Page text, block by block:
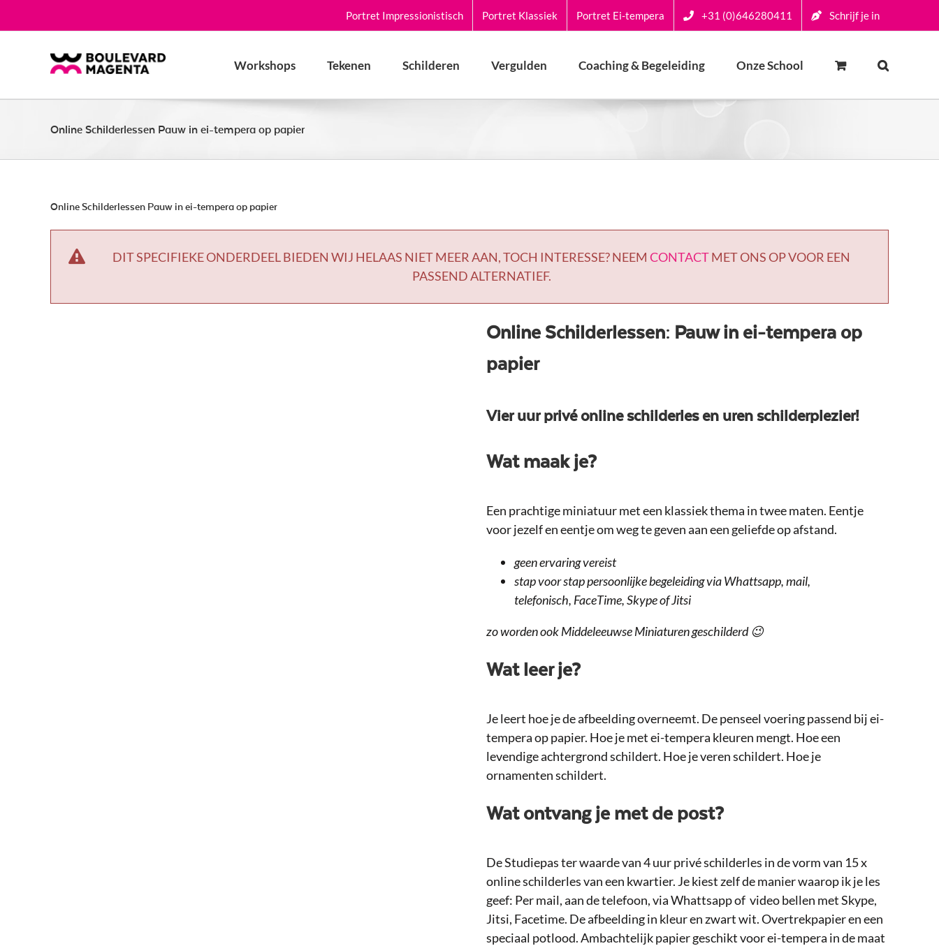
naar
Portret Impressionistisch Portret Klassiek Portret Ei-tempera +31 (0)646280411 Schrijf je in
Workshops Tekenen Schilderen Vergulden Coaching & Begeleiding Onze School
Online Schilderlessen Pauw in ei-tempera op papier
Online Schilderlessen Pauw in ei-tempera op papier
DIT SPECIFIEKE ONDERDEEL BIEDEN WIJ HELAAS NIET MEER AAN, TOCH INTERESSE? NEEM CONTACTMET ONS OP VOOR EEN
PASSEND ALTERNATIEF.
Online Schilderlessen: Pauw in ei-tempera op
papier
Vier uur privé online schilderles en uren schilderplezier!
Wat maak je?
Een prachtige miniatuur met een klassiek thema in twee maten. Eentje
voor jezelf en eentje om weg te geven aan een geliefde op afstand.
geen ervaring vereist
stap voor stap persoonlijke begeleiding via Whattsapp, mail,
telefonisch, FaceTime, Skype of Jitsi
zo worden ook Middeleeuwse Miniaturen geschilderd 😉
Wat leer je?
Je leert hoe je de afbeelding overneemt. De penseel voering passend bij ei-
tempera op papier. Hoe je met ei-tempera kleuren mengt. Hoe een
levendige achtergrond schildert. Hoe je veren schildert. Hoe je
ornamenten schildert.
Wat ontvang je met de post?
De Studiepas ter waarde van 4 uur privé schilderles in de vorm van 15 x
online schilderles van een kwartier. Je kiest zelf de manier waarop ik je les
geef: Per mail, aan de telefoon, via Whattsapp of video bellen met Skype,
Jitsi, Facetime. De afbeelding in kleur en zwart wit. Overtrekpapier en een
speciaal potlood. Ambachtelijk papier geschikt voor ei-tempera in de maat